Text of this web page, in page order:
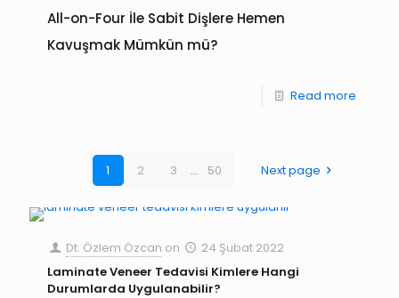
All-on-Four İle Sabit Dişlere Hemen
Kavuşmak Mümkün mü?
Read more
1 2 3 ... 50 Next page
Dt. Özlem Özcan on
24 Şubat 2022
Laminate Veneer Tedavisi Kimlere Hangi
Durumlarda Uygulanabilir?